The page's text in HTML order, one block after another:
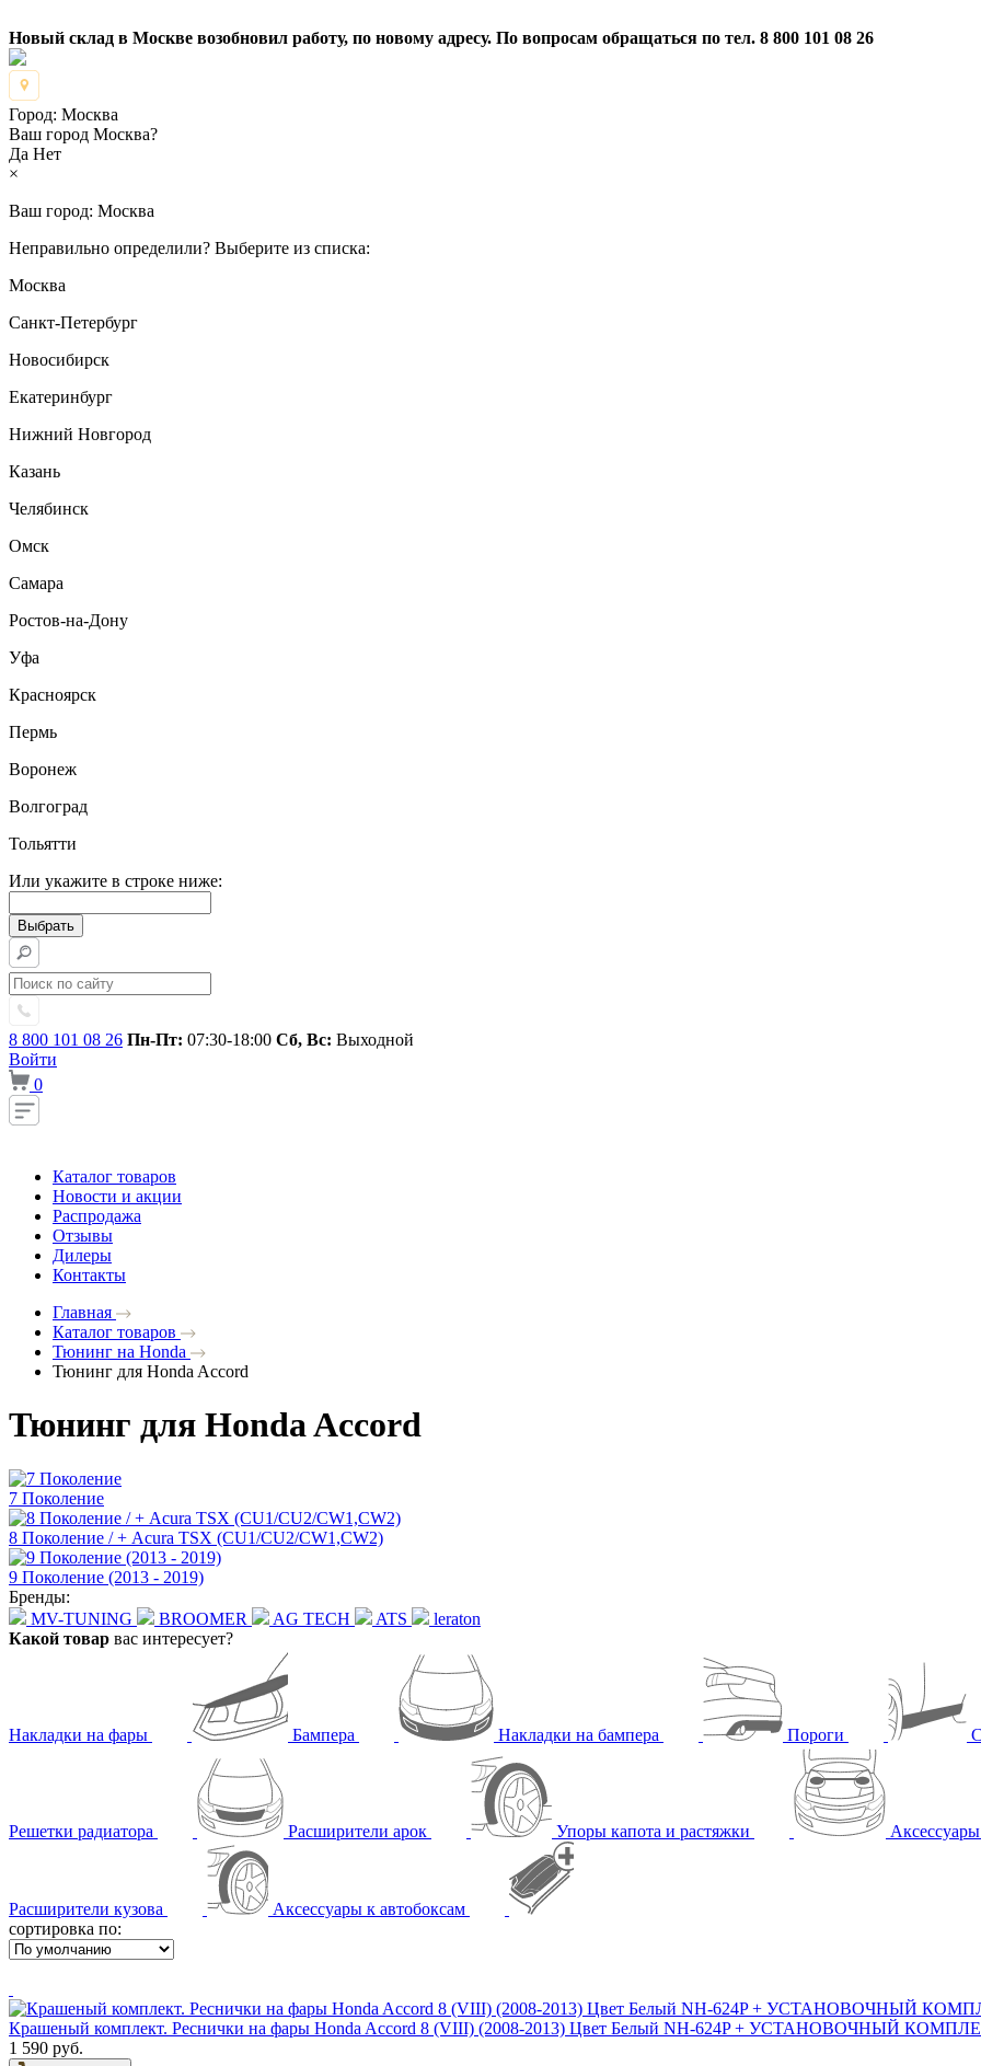
Новый склад в Москве возобновил работу, по новому адресу. По вопросам обращаться по тел. 8 800 101 08 26
Город: Москва
Ваш город Москва?
Да Нет
×
Ваш город: Москва
Неправильно определили? Выберите из списка:
Москва
Санкт-Петербург
Новосибирск
Екатеринбург
Нижний Новгород
Казань
Челябинск
Омск
Самара
Ростов-на-Дону
Уфа
Красноярск
Пермь
Воронеж
Волгоград
Тольятти
Или укажите в строке ниже:
8 800 101 08 26 Пн-Пт: 07:30-18:00 Сб, Вс: Выходной
Войти
0
Каталог товаров
Новости и акции
Распродажа
Отзывы
Дилеры
Контакты
Главная
Каталог товаров
Тюнинг на Honda
Тюнинг для Honda Accord
Тюнинг для Honda Accord
7 Поколение
8 Поколение / + Acura TSX (CU1/CU2/CW1,CW2)
9 Поколение (2013 - 2019)
Бренды:
MV-TUNING
BROOMER AG TECH ATS
leraton
Какой товар вас интересует?
Накладки на фары Бампера Накладки на бампера Пороги
Решетки радиатора Расширители арок Упоры капота и растяжки
Расширители кузова
Аксессуары к автобоксам
сортировка по:
Крашеный комплект. Реснички на фары Honda Accord 8 (VIII) (2008-2013) Цвет Белый NH-624P + УСТАНОВОЧНЫЙ
1 590 руб.